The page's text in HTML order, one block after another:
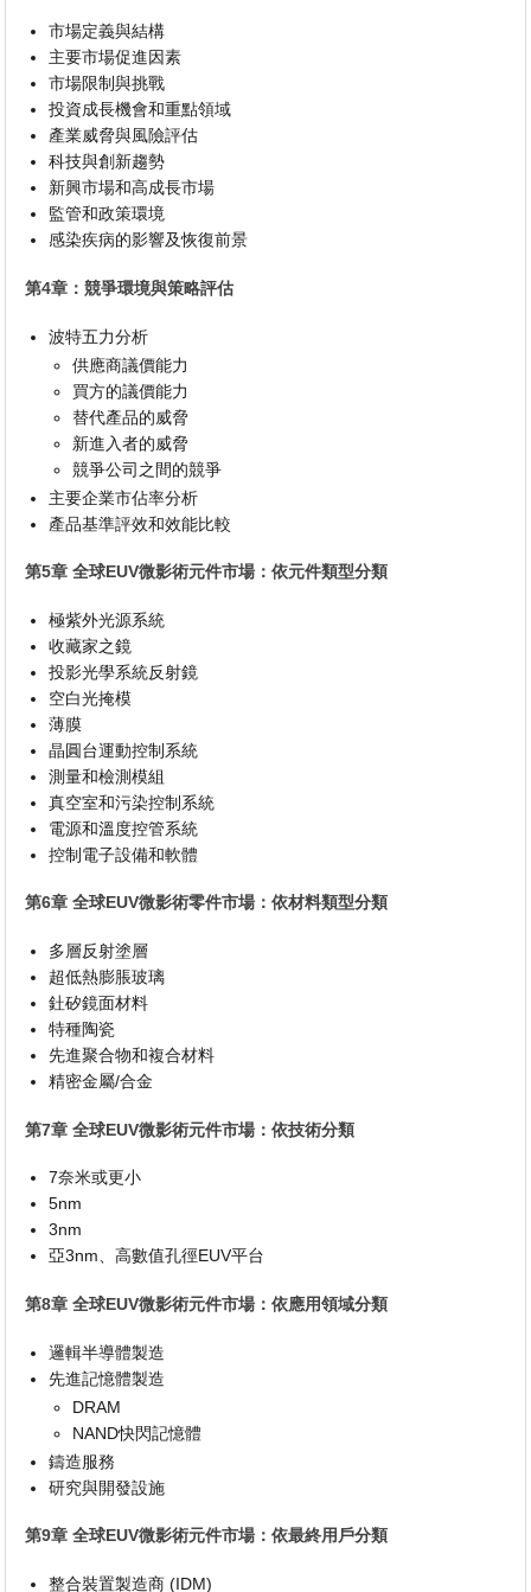
市場定義與結構
主要市場促進因素
市場限制與挑戰
投資成長機會和重點領域
產業威脅與風險評估
科技與創新趨勢
新興市場和高成長市場
監管和政策環境
感染疾病的影響及恢復前景
第4章：競爭環境與策略評估
波特五力分析
供應商議價能力
買方的議價能力
替代產品的威脅
新進入者的威脅
競爭公司之間的競爭
主要企業市佔率分析
產品基準評效和效能比較
第5章 全球EUV微影術元件市場：依元件類型分類
極紫外光源系統
收藏家之鏡
投影光學系統反射鏡
空白光掩模
薄膜
晶圓台運動控制系統
測量和檢測模組
真空室和污染控制系統
電源和溫度控管系統
控制電子設備和軟體
第6章 全球EUV微影術零件市場：依材料類型分類
多層反射塗層
超低熱膨脹玻璃
釷矽鏡面材料
特種陶瓷
先進聚合物和複合材料
精密金屬/合金
第7章 全球EUV微影術元件市場：依技術分類
7奈米或更小
5nm
3nm
亞3nm、高數值孔徑EUV平台
第8章 全球EUV微影術元件市場：依應用領域分類
邏輯半導體製造
先進記憶體製造
DRAM
NAND快閃記憶體
鑄造服務
研究與開發設施
第9章 全球EUV微影術元件市場：依最終用戶分類
整合裝置製造商 (IDM)